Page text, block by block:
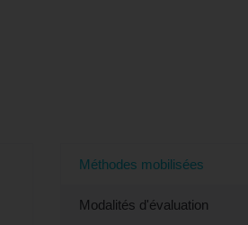
Méthodes mobilisées
Modalités d'évaluation